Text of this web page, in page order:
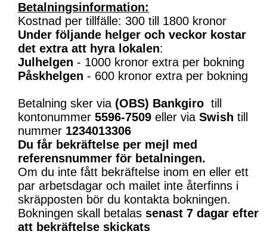
Betalningsinformation:
Kostnad per tillfälle: 300 till 1800 kronor
Under följande helger och veckor kostar
det extra att hyra lokalen:
Julhelgen - 1000 kronor extra per bokning
Påskhelgen - 600 kronor extra per bokning
Betalning sker via (OBS) Bankgiro till
kontonummer 5596-7509 eller via Swish till
nummer 1234013306
Du får bekräftelse per mejl med
referensnummer för betalningen.
Om du inte fått bekräftelse inom en eller ett
par arbetsdagar och mailet inte återfinns i
skräpposten bör du kontakta bokningen.
Bokningen skall betalas senast 7 dagar efter
att bekräftelse skickats